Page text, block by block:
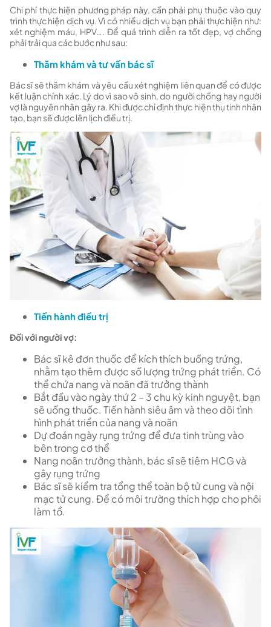
Chi phí thực hiện phương pháp này, cần phải phụ thuộc vào quy
trình thực hiện dịch vụ. Vì có nhiều dịch vụ bạn phải thực hiện như:
xét nghiệm máu, HPV…. Để quá trình diễn ra tốt đẹp, vợ chồng
phải trải qua các bước như sau:
Thăm khám và tư vấn bác sĩ
Bác sĩ sẽ thăm khám và yêu cầu xét nghiệm liên quan để có được
kết luận chính xác. Lý do vì sao vô sinh, do người chồng hay người
vợ là nguyên nhân gây ra. Khi được chỉ định thực hiện thụ tinh nhân
tạo, bạn sẽ được lên lịch điều trị.
Tiến hành điều trị
Đối với người vợ:
Bác sĩ kê đơn thuốc để kích thích buồng trứng,
nhằm tạo thêm được số lượng trứng phát triển. Có
thể chứa nang và noãn đã trưởng thành
Bắt đầu vào ngày thứ 2 – 3 chu kỳ kinh nguyệt, bạn
sẽ uống thuốc. Tiến hành siêu âm và theo dõi tình
hình phát triển của nang và noãn
Dự đoán ngày rụng trứng để đưa tinh trùng vào
bên trong cơ thể
Nang noãn trưởng thành, bác sĩ sẽ tiêm HCG và
gây rụng trứng
Bác sĩ sẽ kiểm tra tổng thể toàn bộ tử cung và nội
mạc tử cung. Để có môi trường thích hợp cho phôi
làm tổ.